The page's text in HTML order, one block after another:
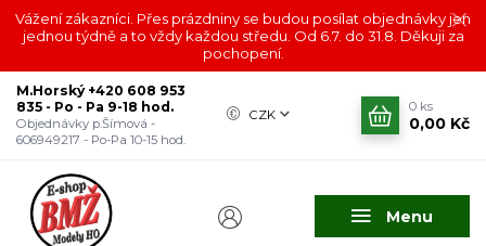
Vážení zákazníci. Přes prázdniny se budou posílat objednávky jen
jednou týdně a to vždy každou středu. Od 6.7. do 31.8. Děkuji za
pochopení.
Menu
CZK
M.Horský +420 608 953
835 - Po - Pa 9-18 hod.
Objednávky p.Šímová -
606949217 - Po-Pa 10-15 hod.
0 ks
0,00 Kč